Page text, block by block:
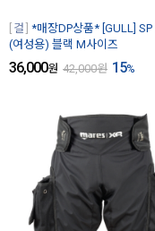
걸 *매장DP상품* [GULL] SP
(여성용) 블랙 M사이즈
36,000원 42,000원 15%